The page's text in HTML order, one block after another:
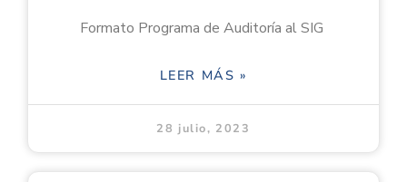
Formato Programa de Auditoría al SIG
LEER MÁS »
28 julio, 2023